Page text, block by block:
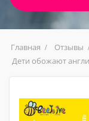
Главная
Отзывы
Дети обожают